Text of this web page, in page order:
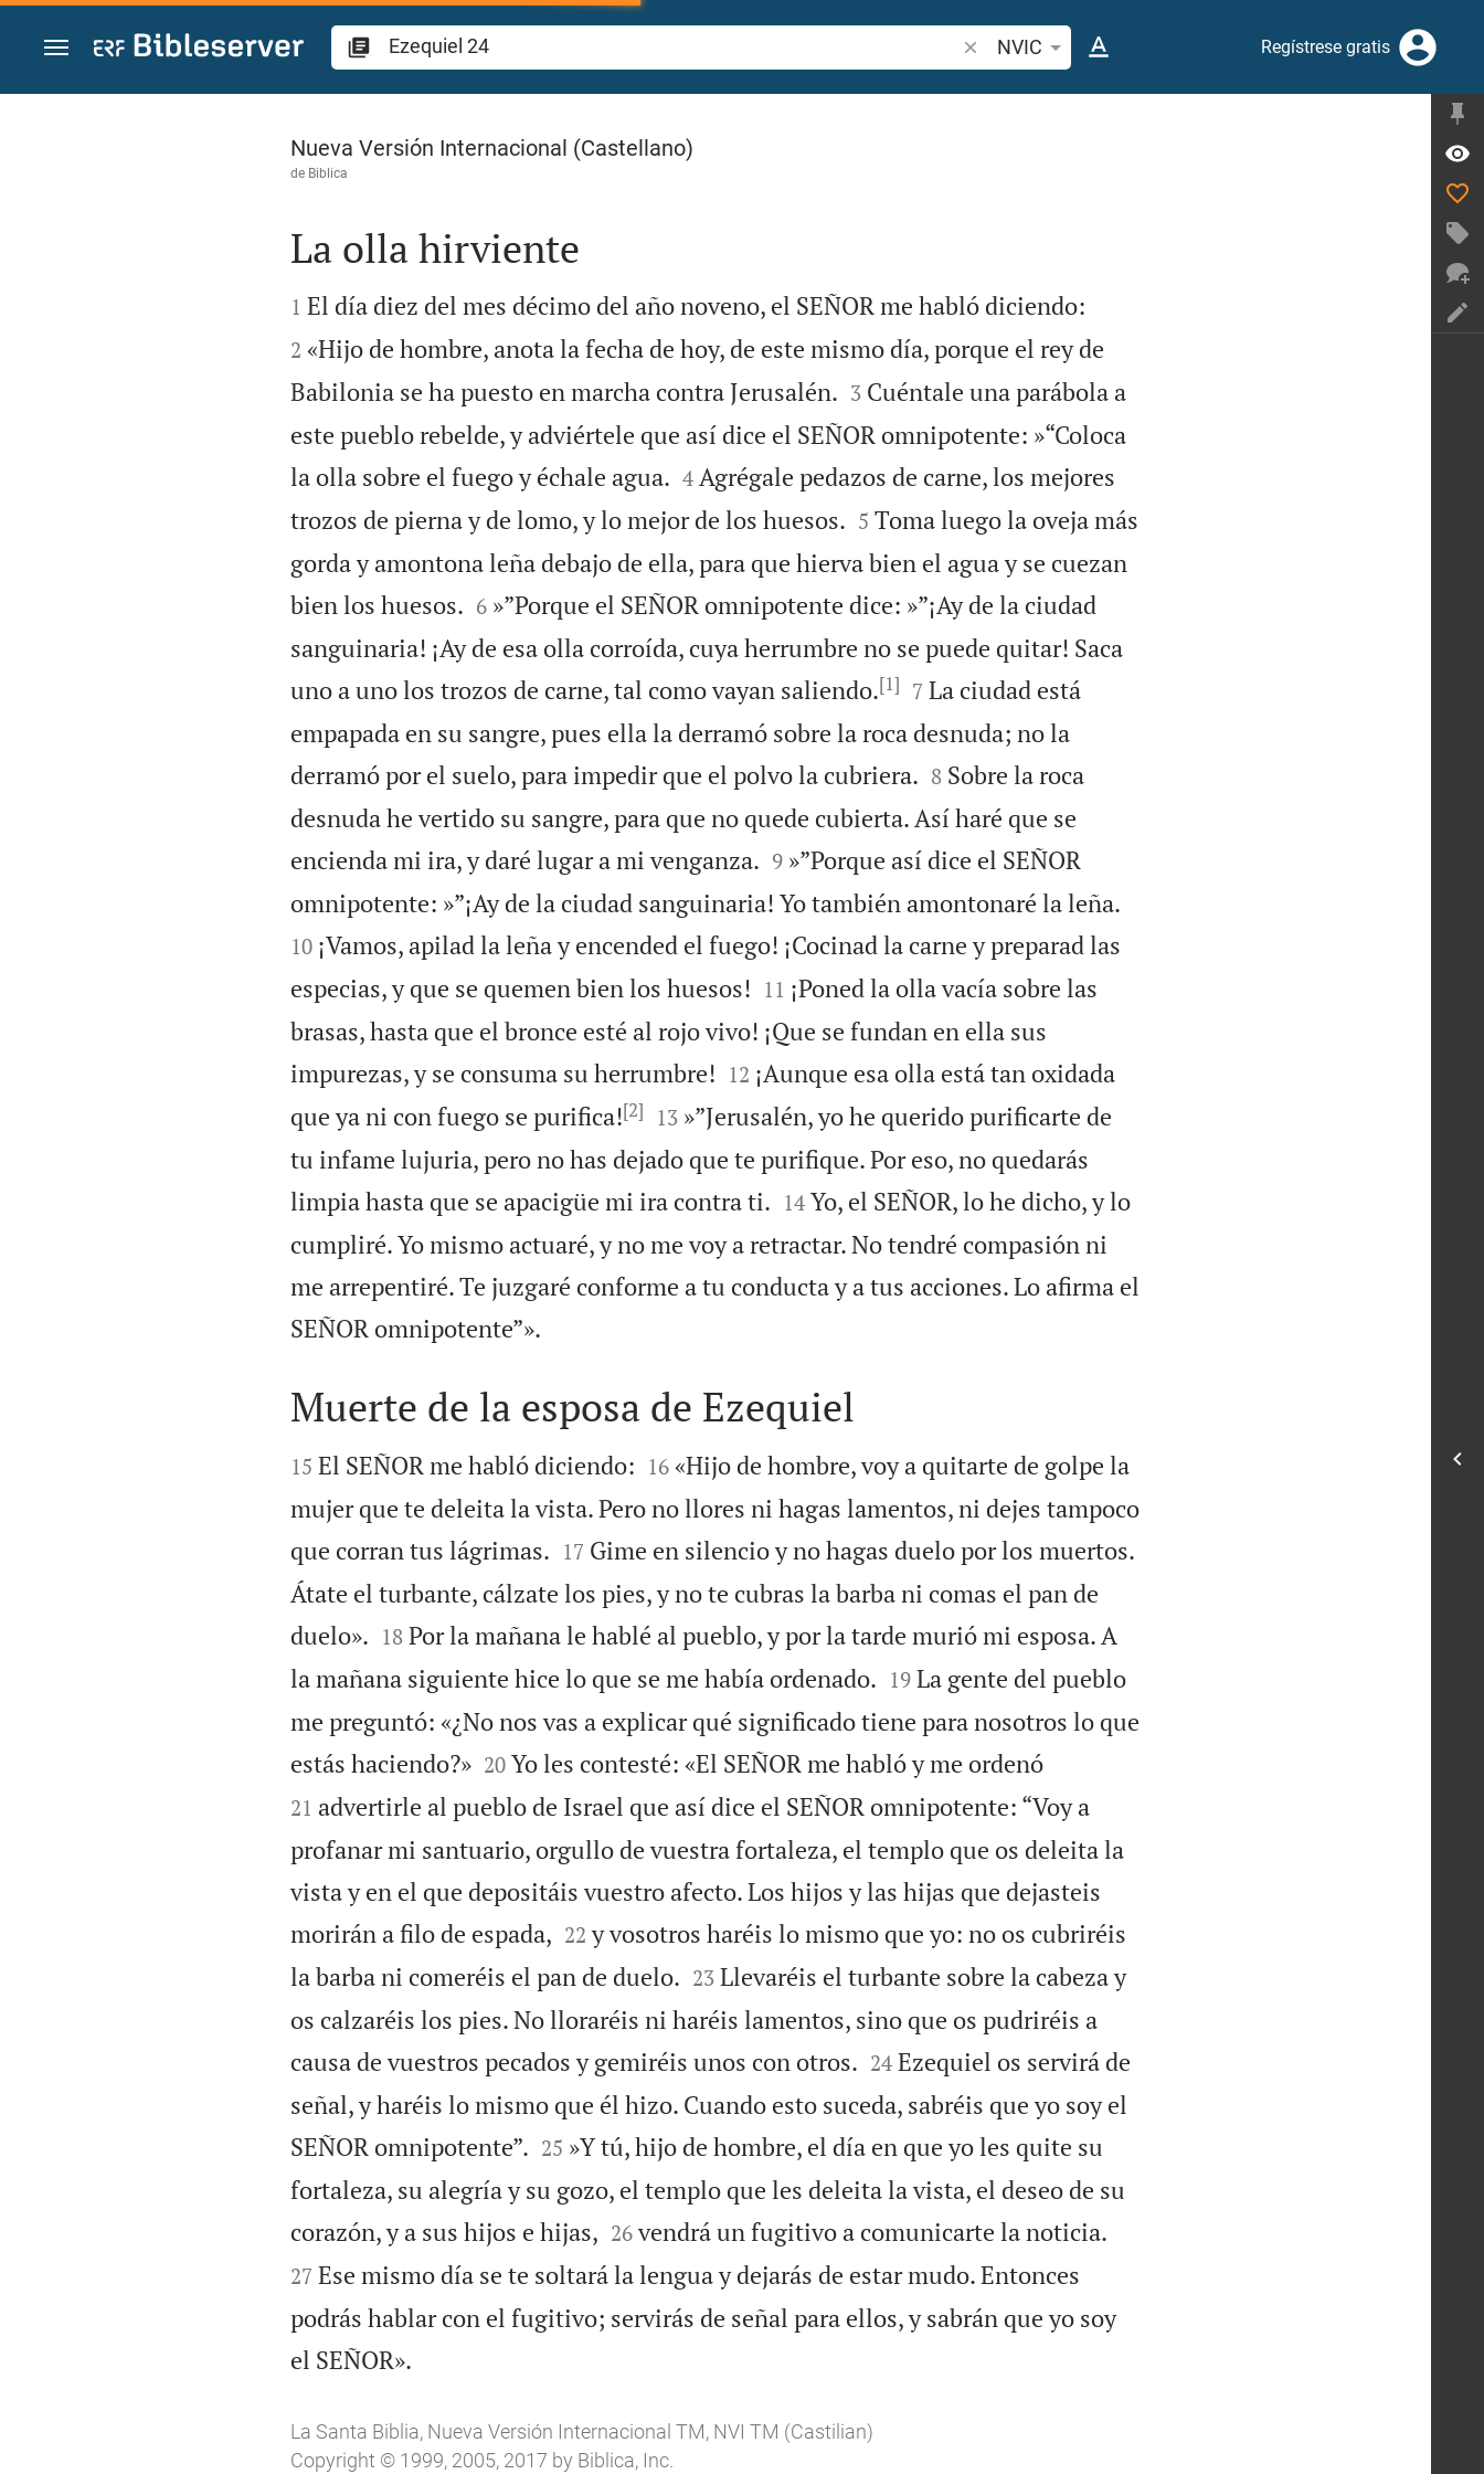
Ir a un contenido
Buscar versículo bíblico o palabra
NVIC Regístrese gratis
Ezequiel 24
Nueva Versión Internacional (Castellano)
de Biblica

La olla hirviente

1 El día diez del mes décimo del año noveno, el SEÑOR me habló diciendo:
2 «Hijo de hombre, anota la fecha de hoy, de este mismo día, porque el rey de
Babilonia se ha puesto en marcha contra Jerusalén.
3 Cuéntale una parábola a
este pueblo rebelde, y adviértele que así dice el SEÑOR omnipotente: »“Coloca
la olla sobre el fuego y échale agua.
4 Agrégale pedazos de carne, los mejores
trozos de pierna y de lomo, y lo mejor de los huesos.
5 Toma luego la oveja más
gorda y amontona leña debajo de ella, para que hierva bien el agua y se cuezan
bien los huesos.
6 »”Porque el SEÑOR omnipotente dice: »”¡Ay de la ciudad
sanguinaria! ¡Ay de esa olla corroída, cuya herrumbre no se puede quitar! Saca
uno a uno los trozos de carne, tal como vayan saliendo.[1]
7 La ciudad está
empapada en su sangre, pues ella la derramó sobre la roca desnuda; no la
derramó por el suelo, para impedir que el polvo la cubriera.
8 Sobre la roca
desnuda he vertido su sangre, para que no quede cubierta. Así haré que se
encienda mi ira, y daré lugar a mi venganza.
9 »”Porque así dice el SEÑOR
omnipotente: »”¡Ay de la ciudad sanguinaria! Yo también amontonaré la leña.
10 ¡Vamos, apilad la leña y encended el fuego! ¡Cocinad la carne y preparad las
especias, y que se quemen bien los huesos!
11 ¡Poned la olla vacía sobre las
brasas, hasta que el bronce esté al rojo vivo! ¡Que se fundan en ella sus
impurezas, y se consuma su herrumbre!
12 ¡Aunque esa olla está tan oxidada
que ya ni con fuego se purifica![2]
13 »”Jerusalén, yo he querido purificarte de
tu infame lujuria, pero no has dejado que te purifique. Por eso, no quedarás
limpia hasta que se apacigüe mi ira contra ti.
14 Yo, el SEÑOR, lo he dicho, y lo
cumpliré. Yo mismo actuaré, y no me voy a retractar. No tendré compasión ni
me arrepentiré. Te juzgaré conforme a tu conducta y a tus acciones. Lo afirma el
SEÑOR omnipotente”».

Muerte de la esposa de Ezequiel

15 El SEÑOR me habló diciendo:
16 «Hijo de hombre, voy a quitarte de golpe la
mujer que te deleita la vista. Pero no llores ni hagas lamentos, ni dejes tampoco
que corran tus lágrimas.
17 Gime en silencio y no hagas duelo por los muertos.
Átate el turbante, cálzate los pies, y no te cubras la barba ni comas el pan de
duelo».
18 Por la mañana le hablé al pueblo, y por la tarde murió mi esposa. A
la mañana siguiente hice lo que se me había ordenado.
19 La gente del pueblo
me preguntó: «¿No nos vas a explicar qué significado tiene para nosotros lo que
estás haciendo?»
20 Yo les contesté: «El SEÑOR me habló y me ordenó
21 advertirle al pueblo de Israel que así dice el SEÑOR omnipotente: “Voy a
profanar mi santuario, orgullo de vuestra fortaleza, el templo que os deleita la
vista y en el que depositáis vuestro afecto. Los hijos y las hijas que dejasteis
morirán a filo de espada, 

22 y vosotros haréis lo mismo que yo: no os cubriréis
la barba ni comeréis el pan de duelo.
23 Llevaréis el turbante sobre la cabeza y
os calzaréis los pies. No lloraréis ni haréis lamentos, sino que os pudriréis a
causa de vuestros pecados y gemiréis unos con otros.
24 Ezequiel os servirá de
señal, y haréis lo mismo que él hizo. Cuando esto suceda, sabréis que yo soy el
SEÑOR omnipotente”.
25 »Y tú, hijo de hombre, el día en que yo les quite su
fortaleza, su alegría y su gozo, el templo que les deleita la vista, el deseo de su
corazón, y a sus hijos e hijas, 

26 vendrá un fugitivo a comunicarte la noticia.
27 Ese mismo día se te soltará la lengua y dejarás de estar mudo. Entonces
podrás hablar con el fugitivo; servirás de señal para ellos, y sabrán que yo soy
el SEÑOR».
La Santa Biblia, Nueva Versión Internacional TM, NVI TM (Castilian)
Copyright © 1999, 2005, 2017 by Biblica, Inc.